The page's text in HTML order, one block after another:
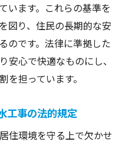
が重要な理由とは
工事の実施時期
生活環境を維持するた
基礎的な知識
う際に知っておくべ
います。これらの基準を
図り、住民の長期的な安
のです。法律に準拠した
安心で快適なものにし、
担っています。
工事の法的規定
住環境を守る上で欠かせ